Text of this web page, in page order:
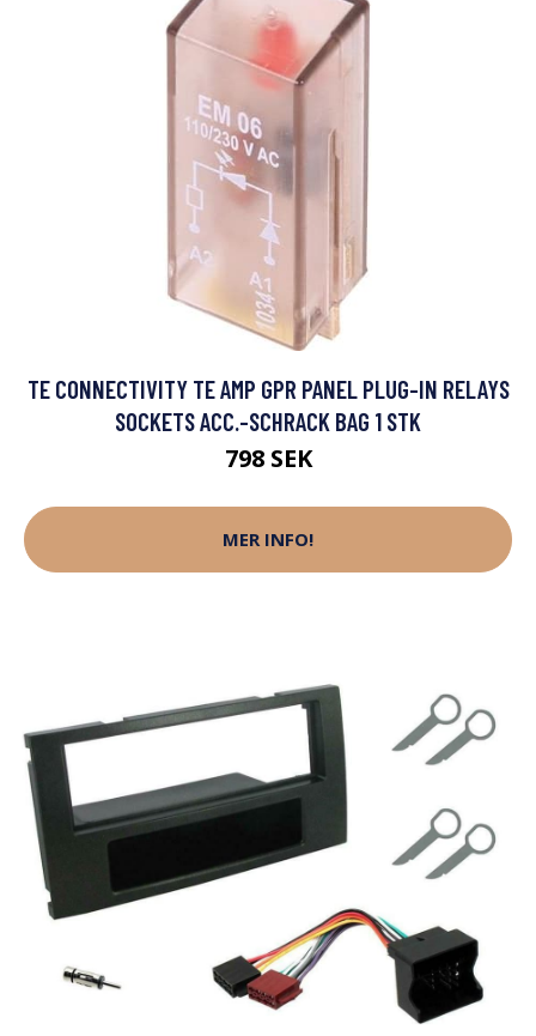
TE CONNECTIVITY TE AMP GPR PANEL PLUG-IN RELAYS
SOCKETS ACC.-SCHRACK BAG 1 STK
798 SEK
MER INFO!